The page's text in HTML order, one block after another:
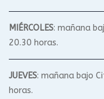
MIÉRCOLES: mañana
20.30 horas.
JUEVES: mañana bajo
horas.